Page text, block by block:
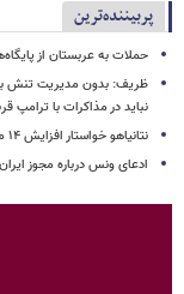
پربیننده‌ترین
حملات به عربستان از
ظریف: بدون مدیریت تنش با
نباید در مذاکرات با ترامپ
نتانیاهو خواستار افزایش ۱۴ میلیارد دلاری بودجه نظامی اسرائیل شد
ادعای ونس درباره مجوز